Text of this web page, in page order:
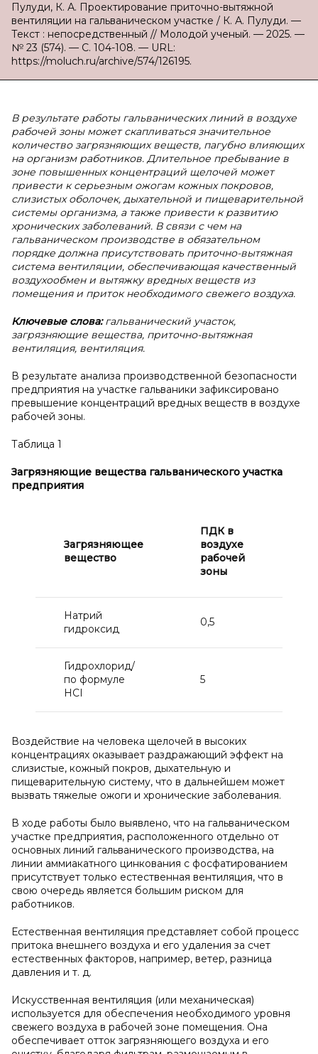
Пулуди, К. А. Проектирование приточно-вытяжной
вентиляции на гальваническом участке / К. А. Пулуди. —
Текст : непосредственный // Молодой ученый. — 2025. —
№ 23 (574). — С. 104-108. — URL:
https://moluch.ru/archive/574/126195.
В результате работы гальванических линий в воздухе
рабочей зоны может скапливаться значительное
количество загрязняющих веществ, пагубно влияющих
на организм работников. Длительное пребывание в
зоне повышенных концентраций щелочей может
привести к серьезным ожогам кожных покровов,
слизистых оболочек, дыхательной и пищеварительной
системы организма, а также привести к развитию
хронических заболеваний. В связи с чем на
гальваническом производстве в обязательном
порядке должна присутствовать приточно-вытяжная
система вентиляции, обеспечивающая качественный
воздухообмен и вытяжку вредных веществ из
помещения и приток необходимого свежего воздуха.
Ключевые слова:гальванический участок,
загрязняющие вещества, приточно-вытяжная
вентиляция, вентиляция.
В результате анализа производственной безопасности
предприятия на участке гальваники зафиксировано
превышение концентраций вредных веществ в воздухе
рабочей зоны.
Таблица 1
Загрязняющие вещества гальванического участка
предприятия
Загрязняющее
вещество
ПДК в
воздухе
рабочей
зоны
Натрий
гидроксид
0,5
Гидрохлорид/
по формуле
HCI
5
Воздействие на человека щелочей в высоких
концентрациях оказывает раздражающий эффект на
слизистые, кожный покров, дыхательную и
пищеварительную систему, что в дальнейшем может
вызвать тяжелые ожоги и хронические заболевания.
В ходе работы было выявлено, что на гальваническом
участке предприятия, расположенного отдельно от
основных линий гальванического производства, на
линии аммиакатного цинкования с фосфатированием
присутствует только естественная вентиляция, что в
свою очередь является большим риском для
работников.
Естественная вентиляция представляет собой процесс
притока внешнего воздуха и его удаления за счет
естественных факторов, например, ветер, разница
давления и т. д.
Искусственная вентиляция (или механическая)
используется для обеспечения необходимого уровня
свежего воздуха в рабочей зоне помещения. Она
обеспечивает отток загрязняющего воздуха и его